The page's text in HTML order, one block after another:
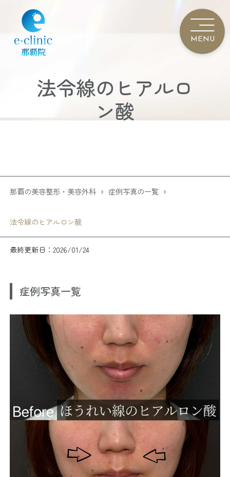
法令線のヒアルロ
ン酸
那覇の美容整形・美容外科 症例写真の一覧
法令線のヒアルロン酸
最終更新日：2026/01/24
症例写真一覧